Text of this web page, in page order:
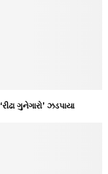
ગુનેગારો’ ઝડપાયા